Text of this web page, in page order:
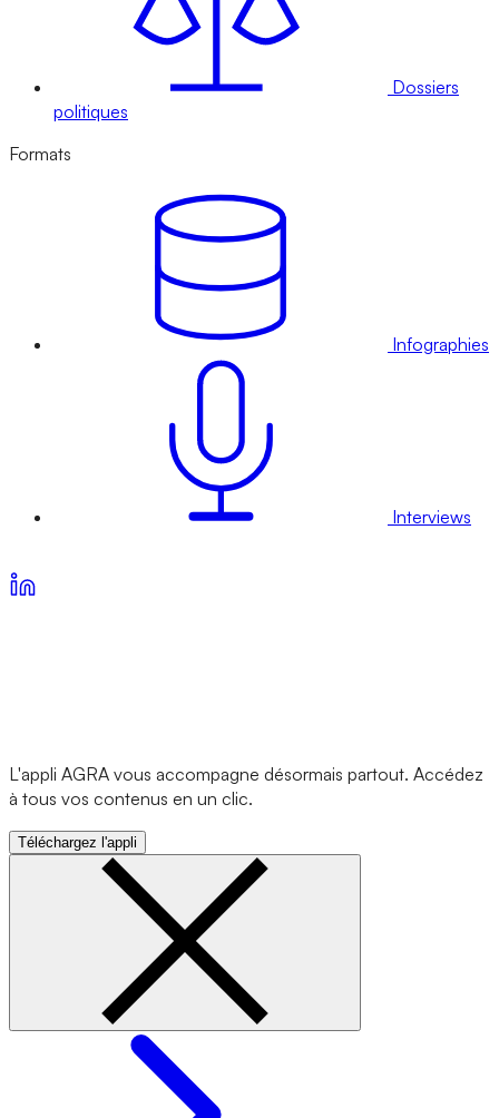
Dossiers
politiques
Formats
Infographies
Interviews
L'appli AGRA vous accompagne désormais partout. Accédez
à tous vos contenus en un clic.
Téléchargez l'appli